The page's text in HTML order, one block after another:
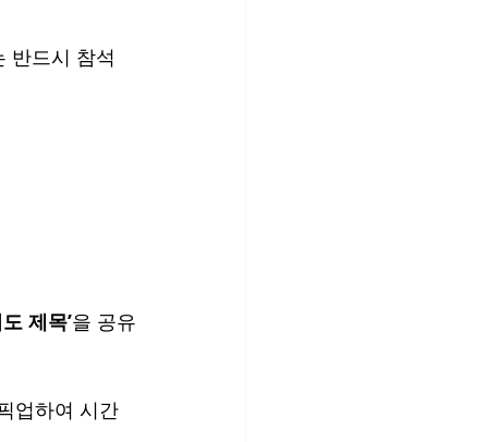
반드시 참석
제목’을 공유
업하여 시간